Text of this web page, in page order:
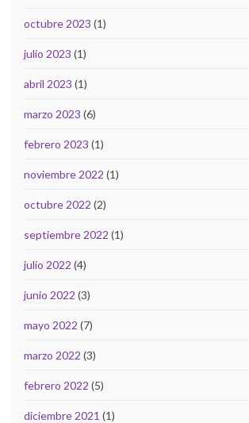
octubre 2023 (1)
julio 2023 (1)
abril 2023 (1)
marzo 2023 (6)
febrero 2023 (1)
noviembre 2022 (1)
octubre 2022 (2)
septiembre 2022 (1)
julio 2022 (4)
junio 2022 (3)
mayo 2022 (7)
marzo 2022 (3)
febrero 2022 (5)
diciembre 2021 (1)